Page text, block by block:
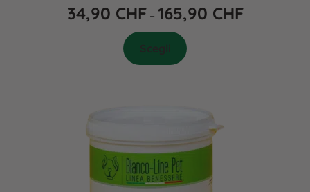
34,90 CHF – 165,90 CHF